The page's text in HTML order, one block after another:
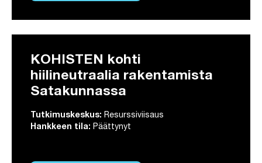
KOHISTEN kohti
hiilineutraalia rakentamista
Satakunnassa
Tutkimuskeskus: Resurssiviisaus
Hankkeen tila: Päättynyt